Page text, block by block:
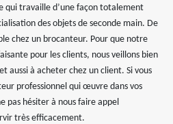
qui travaille d’une façon totalement
des objets de seconde main. De
chez un brocanteur. Pour que notre
pour les clients, nous veillons bien
aussi à acheter chez un client. Si vous
professionnel qui œuvre dans vos
pas hésiter à nous faire appel
très efficacement.